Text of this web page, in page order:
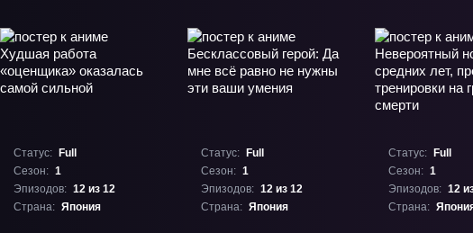
Статус: Full
Сезон: 1
Эпизодов: 12 из 12
Страна: Япония
Статус: Full
Сезон: 1
Эпизодов: 12 из 12
Страна: Япония
Статус: Full
Сезон: 1
Эпизодов: 12
Страна: